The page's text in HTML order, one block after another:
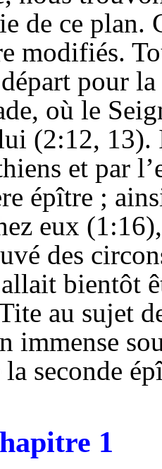
de ce plan.
modifiés.
pour
où le
(2:12, 13).
et par
épître ;
eux
des
bientôt
au sujet
immense
seconde
1